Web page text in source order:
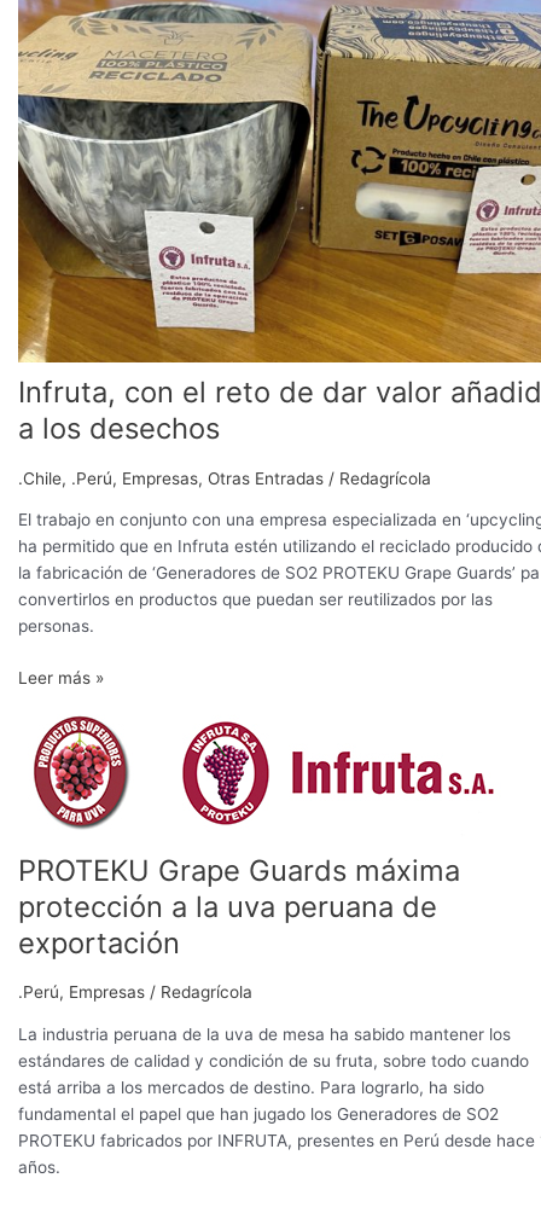
Infruta, con el reto de dar valor
a los desechos
.Chile, .Perú, Empresas, Otras Entradas / Redagrícola
El trabajo en conjunto con una empresa especializada en
ha permitido que en Infruta estén utilizando el reciclado producido
la fabricación de ‘Generadores de SO2 PROTEKU Grape Guards’
convertirlos en productos que puedan ser reutilizados por las
personas.
el
reto
de
dar
valor
añadido
a
desechos
Leer más »
PROTEKU Grape Guards máxima
protección a la uva peruana de
exportación
.Perú, Empresas / Redagrícola
La industria peruana de la uva de mesa ha sabido mantener los
estándares de calidad y condición de su fruta, sobre todo cuando
está arriba a los mercados de destino. Para lograrlo, ha sido
fundamental el papel que han jugado los Generadores de SO2
PROTEKU fabricados por INFRUTA, presentes en Perú desde hace
años.
PROTEKU
Grape
Guards
máxima
protección
la
uva
peruana
de
exportación